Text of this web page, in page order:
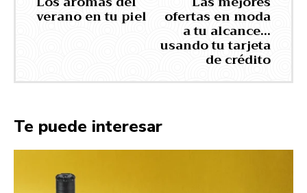
verano en tu piel ofertas en moda
a tu alcance…
usando tu tarjeta
de crédito
Te puede interesar